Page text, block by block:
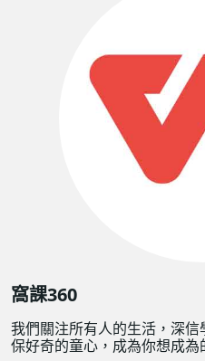
窩課360
我們關注所有人的生活，深
保好奇的童心，成為你想成為